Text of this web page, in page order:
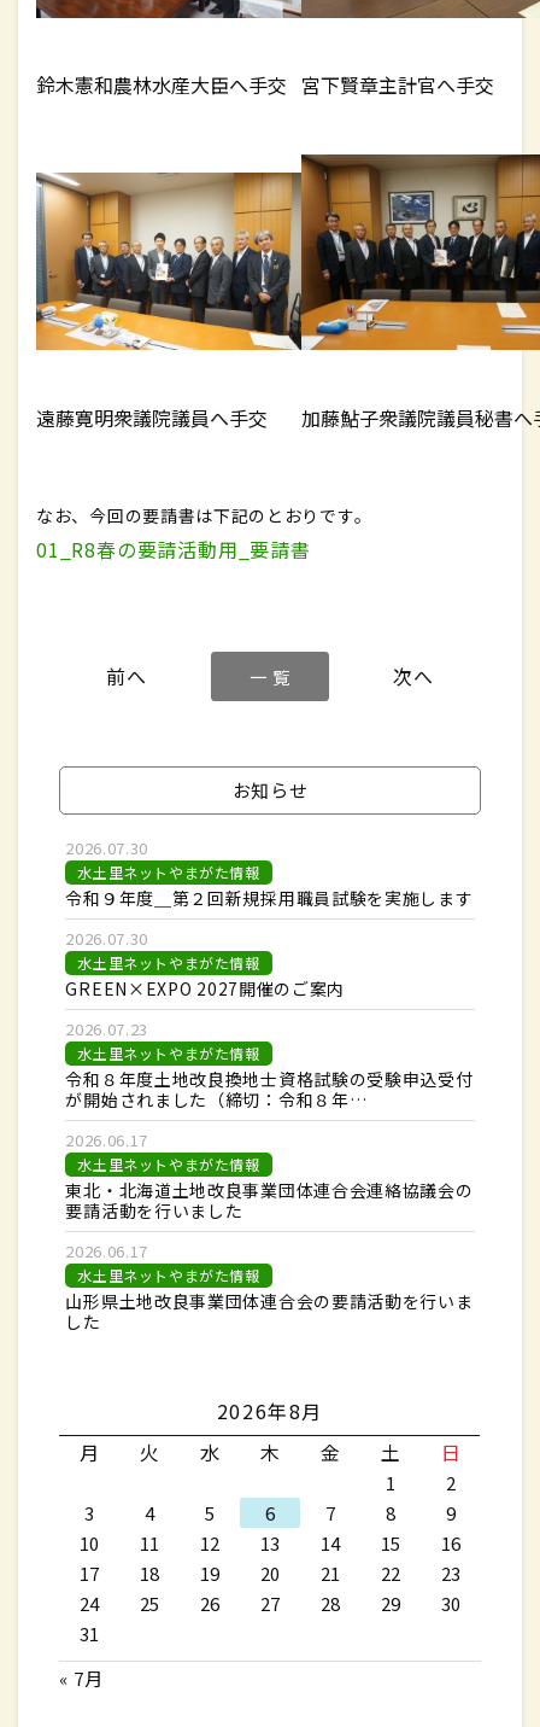
鈴木憲和農林水産大臣へ手交 宮下賢章主計官へ手交
遠藤寛明衆議院議員へ手交 加藤鮎子衆議院議員秘書へ
なお、今回の要請書は下記のとおりです。
01_R8春の要請活動用_要請書
一 覧
お知らせ
2026.07.30
水土里ネットやまがた情報
令和９年度＿第２回新規採用職員試験を実施します
2026.07.30
水土里ネットやまがた情報
GREEN×EXPO 2027開催のご案内
2026.07.23
水土里ネットやまがた情報
令和８年度土地改良換地士資格試験の受験申込受付
が開始されました（締切：令和８年…
2026.06.17
水土里ネットやまがた情報
東北・北海道土地改良事業団体連合会連絡協議会の
要請活動を行いました
2026.06.17
水土里ネットやまがた情報
山形県土地改良事業団体連合会の要請活動を行いま
した
2026年8月
月
火 水 木 金 土 日
1
2
3
4 5 6 7 8
9
10
11 12 13 14 15
16
17
18 19 20 21 22
23
24
25 26 27 28 29
30
31
« 7月